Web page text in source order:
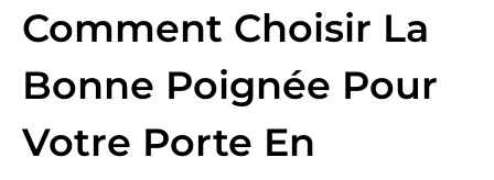
Comment Choisir La
Bonne Poignée Pour
Votre Porte En